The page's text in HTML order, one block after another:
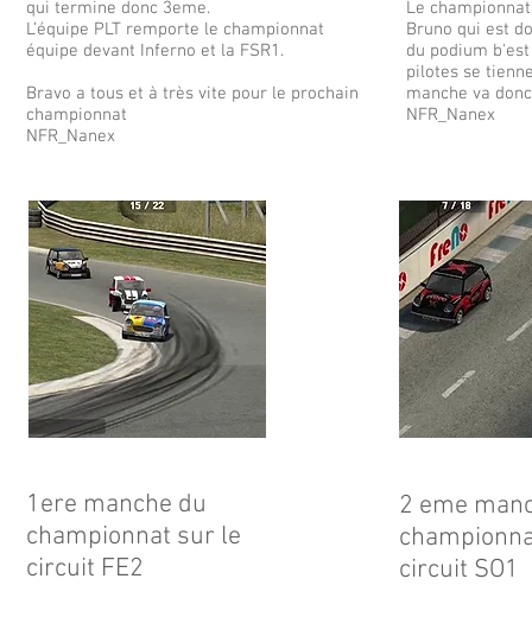
qui termine donc 3eme.
L’équipe PLT remporte le championnat
équipe devant Inferno et la FSR1.
Bravo a tous et à très vite pour le prochain
championnat
NFR_Nanex
Le
Bruno qui est
du podium
pilotes se
manche va
NFR_Nanex
1ere manche du
championnat sur le
circuit FE2
2 eme
circuit SO1